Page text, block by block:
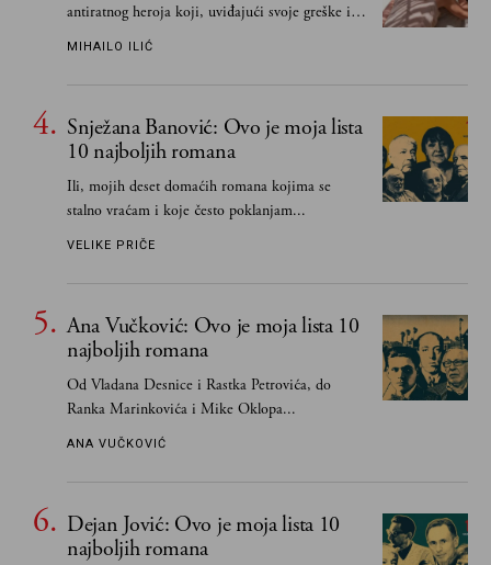
antiratnog heroja koji, uviđajući svoje greške i
učeći na njima, shvata da postoje stvari koje su
MIHAILO ILIĆ
Snježana Banović: Ovo je moja lista
10 najboljih romana
Ili, mojih deset domaćih romana kojima se
stalno vraćam i koje često poklanjam...
VELIKE PRIČE
Ana Vučković: Ovo je moja lista 10
najboljih romana
Od Vladana Desnice i Rastka Petrovića, do
Ranka Marinkovića i Mike Oklopa...
ANA VUČKOVIĆ
Dejan Jović: Ovo je moja lista 10
najboljih romana